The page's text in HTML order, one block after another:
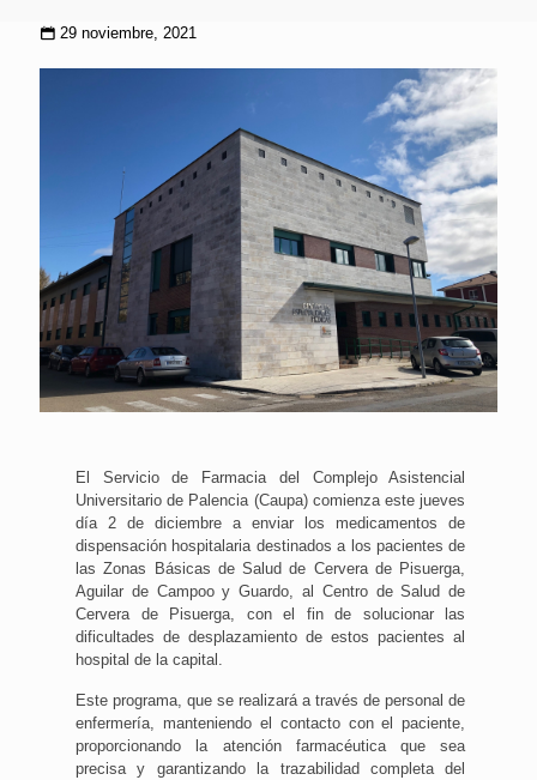
29 noviembre, 2021
El Servicio de Farmacia del Complejo Asistencial
Universitario de Palencia (Caupa) comienza este jueves
día 2 de diciembre a enviar los medicamentos de
dispensación hospitalaria destinados a los pacientes de
las Zonas Básicas de Salud de Cervera de Pisuerga,
Aguilar de Campoo y Guardo, al Centro de Salud de
Cervera de Pisuerga, con el fin de solucionar las
dificultades de desplazamiento de estos pacientes al
hospital de la capital.
Este programa, que se realizará a través de personal de
enfermería, manteniendo el contacto con el paciente,
proporcionando la atención farmacéutica que sea
precisa y garantizando la trazabilidad completa del